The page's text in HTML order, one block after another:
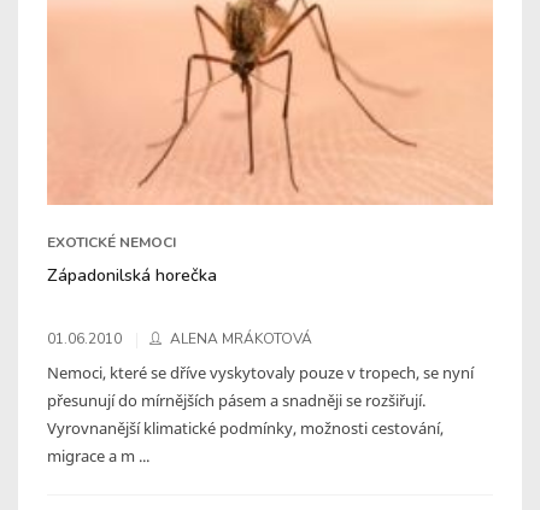
EXOTICKÉ NEMOCI
Západonilská horečka
01.06.2010 ALENA MRÁKOTOVÁ
Nemoci, které se dříve vyskytovaly pouze v tropech, se nyní
přesunují do mírnějších pásem a snadněji se rozšiřují.
Vyrovnanější klimatické podmínky, možnosti cestování,
migrace a m ...